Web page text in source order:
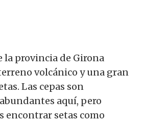
la provincia de Girona
volcánico y una gran
Las cepas son
aquí, pero
encontrar setas como